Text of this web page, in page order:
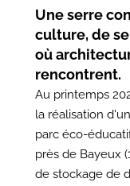
Une serre
culture, de
où
rencontrent.
Au printemps
la réalisation
parc éco-
près de Bayeux
de stockage de